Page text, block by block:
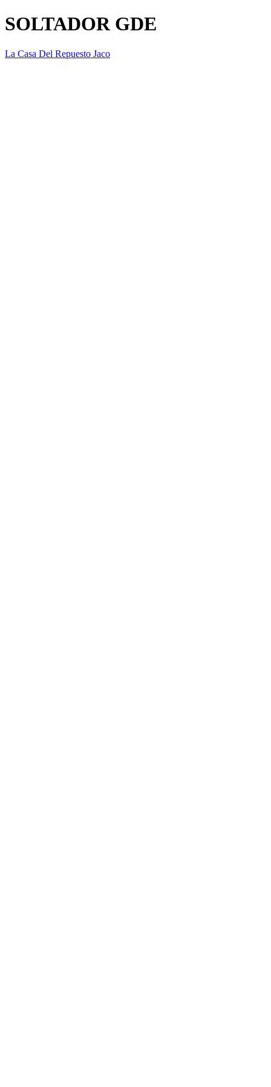
SOLTADOR GDE
La Casa Del Repuesto Jaco